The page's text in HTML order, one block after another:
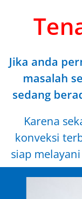
Jika anda
masalah
sedang
Karena
konveksi
siap